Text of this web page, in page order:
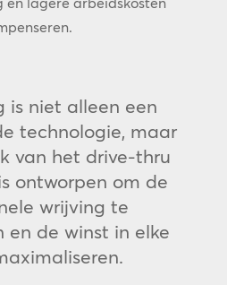
is niet alleen een
technologie, maar
van het drive-thru
ontworpen om de
wrijving te
en de winst in elke